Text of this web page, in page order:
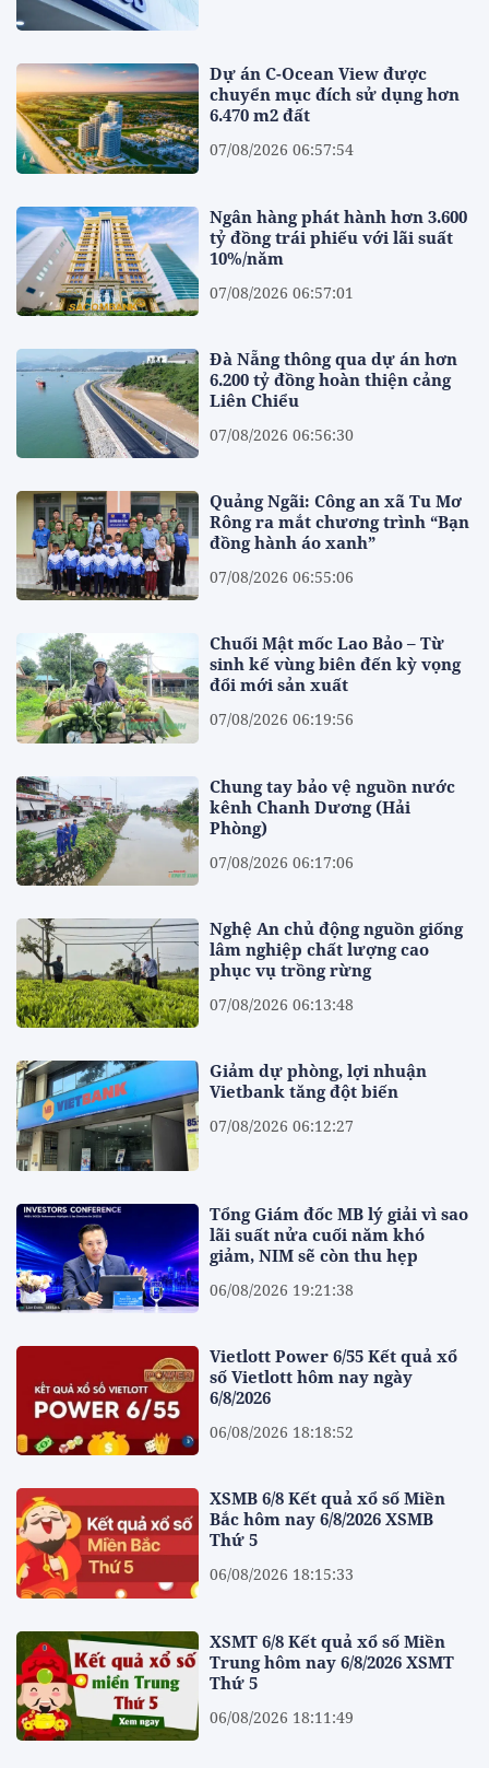
Dự án C-Ocean View được
chuyển mục đích sử dụng hơn
6.470 m2 đất
07/08/2026 06:57:54
Ngân hàng phát hành hơn 3.600
tỷ đồng trái phiếu với lãi suất
10%/năm
07/08/2026 06:57:01
Đà Nẵng thông qua dự án hơn
6.200 tỷ đồng hoàn thiện cảng
Liên Chiểu
07/08/2026 06:56:30
Quảng Ngãi: Công an xã Tu Mơ
Rông ra mắt chương trình “Bạn
đồng hành áo xanh”
07/08/2026 06:55:06
Chuối Mật mốc Lao Bảo – Từ
sinh kế vùng biên đến kỳ vọng
đổi mới sản xuất
07/08/2026 06:19:56
Chung tay bảo vệ nguồn nước
kênh Chanh Dương (Hải
Phòng)
07/08/2026 06:17:06
Nghệ An chủ động nguồn giống
lâm nghiệp chất lượng cao
phục vụ trồng rừng
07/08/2026 06:13:48
Giảm dự phòng, lợi nhuận
Vietbank tăng đột biến
07/08/2026 06:12:27
Tổng Giám đốc MB lý giải vì sao
lãi suất nửa cuối năm khó
giảm, NIM sẽ còn thu hẹp
06/08/2026 19:21:38
Vietlott Power 6/55 Kết quả xổ
số Vietlott hôm nay ngày
6/8/2026
06/08/2026 18:18:52
XSMB 6/8 Kết quả xổ số Miền
Bắc hôm nay 6/8/2026 XSMB
Thứ 5
06/08/2026 18:15:33
XSMT 6/8 Kết quả xổ số Miền
Trung hôm nay 6/8/2026 XSMT
Thứ 5
06/08/2026 18:11:49